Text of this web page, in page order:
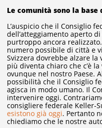
Le comunità sono la
L’auspicio che il Consiglio
dell’atteggiamento aperto
purtroppo ancora
numero possibile di città e
Svizzera dovrebbe alzare la
più diventa chiaro che c’è
ovunque nel nostro Paese.
possibilità che il Consiglio
agisca in modo umano. Il
intervenire oggi.
consigliere federale Keller-
esistono già oggi. Pertanto
chiediamo che le nostre